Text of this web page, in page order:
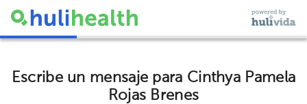
Escribe un mensaje para Cinthya Pamela
Rojas Brenes